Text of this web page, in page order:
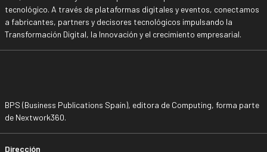
tecnológico. A través de plataformas digitales y eventos, conectamos
a fabricantes, partners y decisores tecnológicos impulsando la
Transformación Digital, la Innovación y el crecimiento empresarial.
BPS (Business Publications Spain), editora de Computing, forma parte
de Nextwork360.
Dirección